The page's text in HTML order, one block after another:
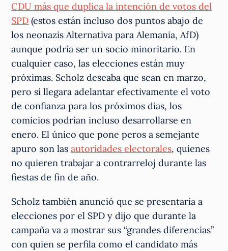
CDU más que duplica la intención de votos del
SPD (estos están incluso dos puntos abajo de
los neonazis Alternativa para Alemania, AfD)
aunque podría ser un socio minoritario. En
cualquier caso, las elecciones están muy
próximas. Scholz deseaba que sean en marzo,
pero si llegara adelantar efectivamente el voto
de confianza para los próximos días, los
comicios podrían incluso desarrollarse en
enero. El único que pone peros a semejante
apuro son lasautoridades electorales, quienes
no quieren trabajar a contrarreloj durante las
fiestas de fin de año.
Scholz también anunció que se presentaría a
elecciones por el SPD y dijo que durante la
campaña va a mostrar sus “grandes diferencias”
con quien se perfila como el candidato más